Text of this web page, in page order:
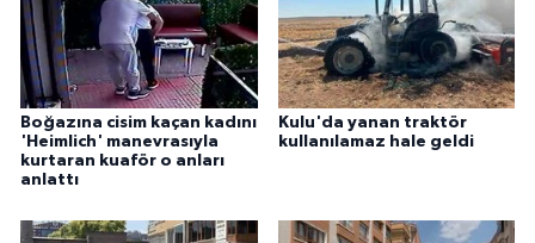
Boğazına cisim kaçan kadını
'Heimlich' manevrasıyla
kurtaran kuaför o anları
anlattı
Kulu'da yanan traktör
kullanılamaz hale geldi